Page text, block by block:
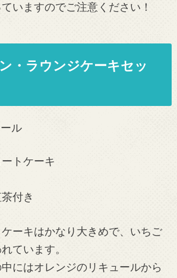
いますのでご注意ください！
・ラウンジケーキセッ
トケーキ
付き
ーキはかなり大きめで、いちご
ています。
にはオレンジのリキュールから